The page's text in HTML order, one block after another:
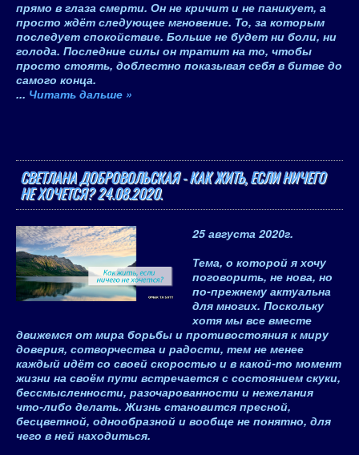
прямо в глаза смерти. Он не кричит и не паникует, а
просто ждёт следующее мгновение. То, за которым
последует спокойствие. Больше не будет ни боли, ни
голода. Последние силы он тратит на то, чтобы
просто стоять, доблестно показывая себя в битве до
самого конца.
... Читать дальше »
СВЕТЛАНА ДОБРОВОЛЬСКАЯ - КАК ЖИТЬ, ЕСЛИ НИЧЕГО
НЕ ХОЧЕТСЯ? 24.08.2020.
25 августа 2020г.
Тема, о которой я хочу
поговорить, не нова, но
по-прежнему актуальна
для многих. Поскольку
хотя мы все вместе
движемся от мира борьбы и противостояния к миру
доверия, сотворчества и радости, тем не менее
каждый идёт со своей скоростью и в какой-то момент
жизни на своём пути встречается с состоянием скуки,
бессмысленности, разочарованности и нежелания
что-либо делать. Жизнь становится пресной,
бесцветной, однообразной и вообще не понятно, для
чего в ней находиться.